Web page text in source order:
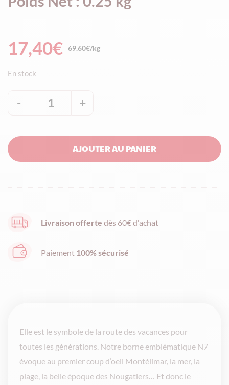
17,40€ 69.60€/kg
En stock
-
Boîte
de
tendre
Borne
1 +
AJOUTER AU PANIER
Livraison offerte dès 60€ d'achat
Paiement 100% sécurisé
Elle est le symbole de la route des vacances pour
toutes les générations. Notre borne emblématique N7
évoque au premier coup d’oeil Montélimar, la mer, la
plage, la belle époque des Nougatiers… Et donc le